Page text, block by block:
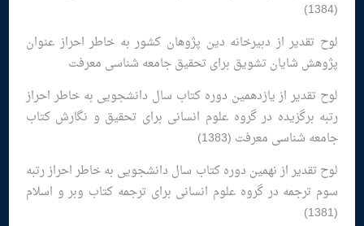
(1384)
لوح تقدیر از دبیرخانه دین پژوهان كشور به خاطر احراز عنوان
پژوهش شایان تشویق برای تحقیق جامعه شناسی معرفت
لوح تقدیر از یازدهمین دوره كتاب سال دانشجویی به خاطر احراز
رتبه برگزیده در گروه علوم انسانی برای تحقیق و نگارش كتاب
جامعه شناسی معرفت (1383)
لوح تقدیر از نهمین دوره كتاب سال دانشجویی به خاطر احراز رتبه
سوم ترجمه در گروه علوم انسانی برای ترجمه كتاب وبر و اسلام
(1381)